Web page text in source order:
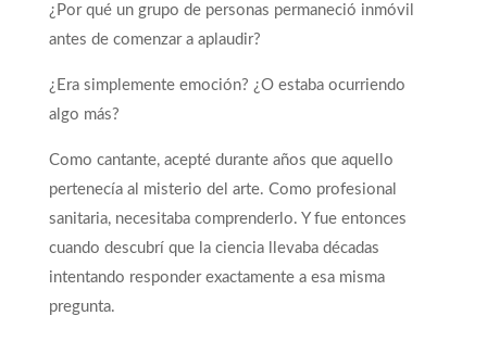
¿Por qué un grupo de personas permaneció inmóvil
antes de comenzar a aplaudir?
¿Era simplemente emoción? ¿O estaba ocurriendo
algo más?
Como cantante, acepté durante años que aquello
pertenecía al misterio del arte. Como profesional
sanitaria, necesitaba comprenderlo. Y fue entonces
cuando descubrí que la ciencia llevaba décadas
intentando responder exactamente a esa misma
pregunta.